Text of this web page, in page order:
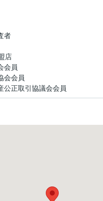
者
店
会員
会会員
公正取引協議会会員